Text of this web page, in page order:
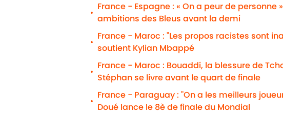
•
France - Espagne : « On a peur de personne
ambitions des Bleus avant la demi
•
France - Maroc : "Les propos racistes sont
soutient Kylian Mbappé
•
France - Maroc : Bouaddi, la blessure de
Stéphan se livre avant le quart de finale
•
France - Paraguay : "On a les meilleurs
Doué lance le 8è de finale du Mondial